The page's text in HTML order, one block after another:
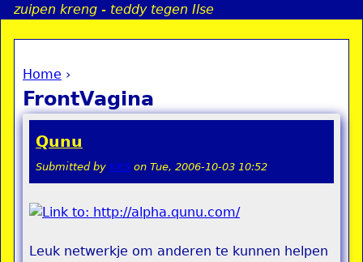
Jump to navigation
zuipen kreng - teddy tegen Ilse
You are here
Home ›
FrontVagina
Qunu
Submitted by KKS on Tue, 2006-10-03 10:52
Leuk netwerkje om anderen te kunnen helpen